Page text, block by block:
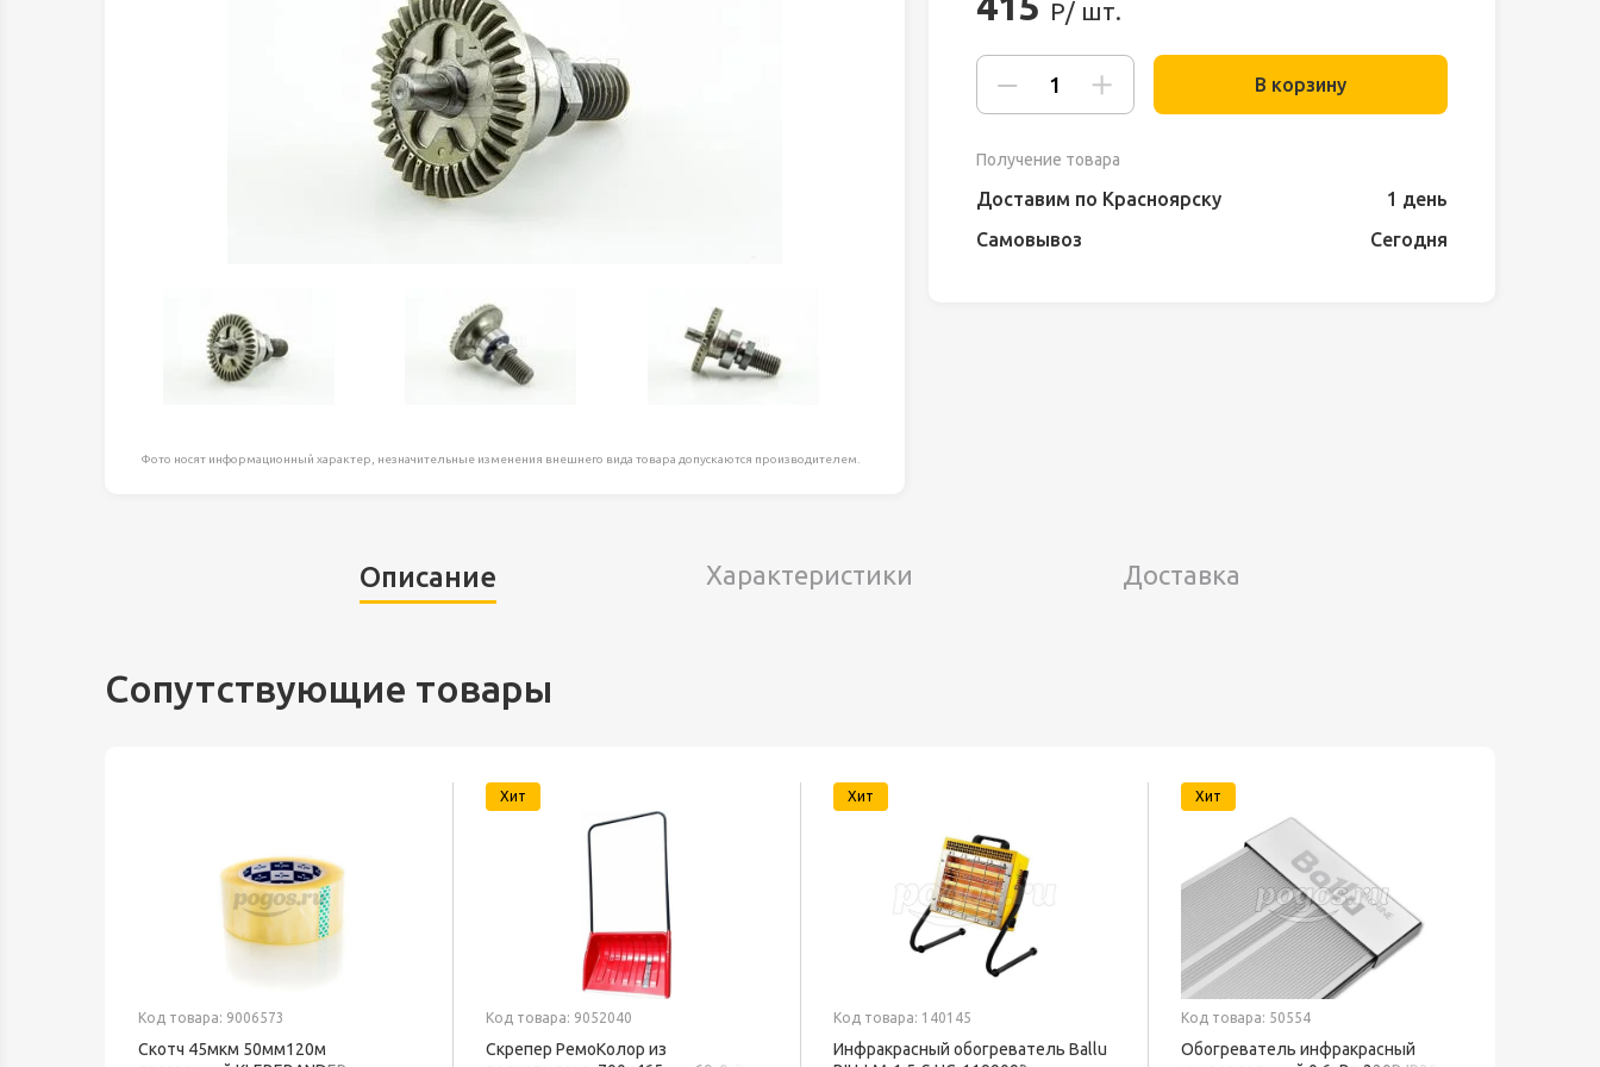
Оборудование для работ на
высоте
Пневматика, Гидравлика
Промышленная химия
Распродажа
Расходные материалы и
оснастка
Такелаж
Товары для дома, сада, отдыха
Фото носят информационный характер, незначительные изменения внешнего вида товара допускаются производителем.
Р/ шт.
В корзину
Получение товара
Доставим по Красноярску
1 день
Самовывоз
Сегодня
Описание Характеристики Доставка
Сопутствующие товары
Код товара: 9006573
Скотч 45мкм 50мм120м
Хит
Код товара: 9052040
Скрепер РемоКолор из
Хит
Код товара: 140145
Инфракрасный обогреватель Ballu
Хит
Код товара: 50554
Обогреватель инфракрасный